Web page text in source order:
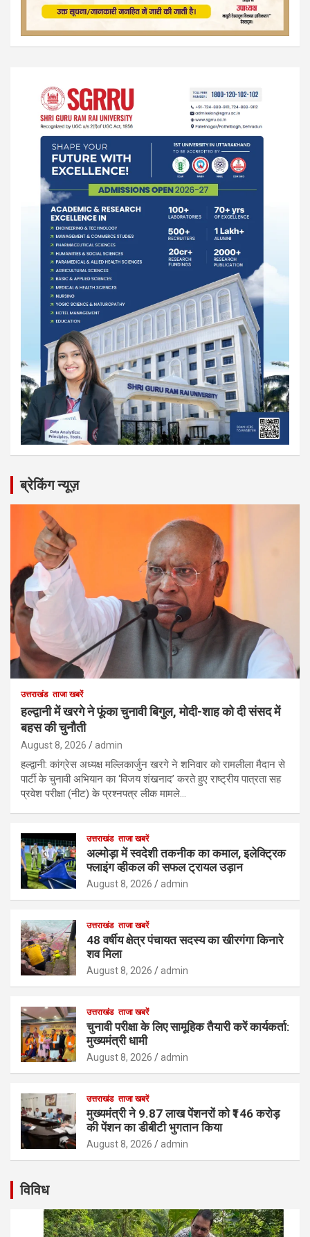
ब्रेकिंग न्यूज़
उत्तराखंड ताजा खबरें
हल्द्वानी में खरगे ने फूंका चुनावी बिगुल, मोदी-शाह को दी संसद में
बहस की चुनौती
August 8, 2026 admin
हल्द्वानी: कांग्रेस अध्यक्ष मल्लिकार्जुन खरगे ने शनिवार को रामलीला मैदान से
पार्टी के चुनावी अभियान का ‘विजय शंखनाद’ करते हुए राष्ट्रीय पात्रता सह
प्रवेश परीक्षा (नीट) के प्रश्नपत्र लीक मामले…
उत्तराखंड ताजा खबरें
अल्मोड़ा में स्वदेशी तकनीक का कमाल, इलेक्ट्रिक
फ्लाइंग व्हीकल की सफल ट्रायल उड़ान
August 8, 2026 admin
उत्तराखंड ताजा खबरें
48 वर्षीय क्षेत्र पंचायत सदस्य का खीरगंगा किनारे
शव मिला
August 8, 2026 admin
उत्तराखंड ताजा खबरें
चुनावी परीक्षा के लिए सामूहिक तैयारी करें कार्यकर्ता:
मुख्यमंत्री धामी
August 8, 2026 admin
उत्तराखंड ताजा खबरें
मुख्यमंत्री ने 9.87 लाख पेंशनरों को ₹146 करोड़
की पेंशन का डीबीटी भुगतान किया
August 8, 2026 admin
विविध